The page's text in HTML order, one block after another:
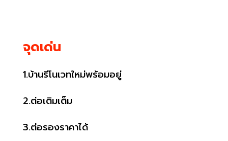
จุดเด่น
1.บ้านรีโนเวทใหม่พร้อมอยู่
2.ต่อเติมเต็ม
3.ต่อรองราคาได้